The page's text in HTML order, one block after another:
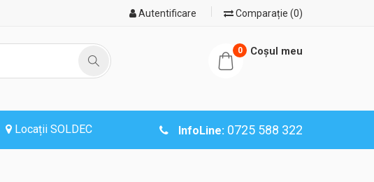
Autentificare Comparație (0)
0 Coşul meu
InfoLine: 0725 588 322
Locații SOLDEC